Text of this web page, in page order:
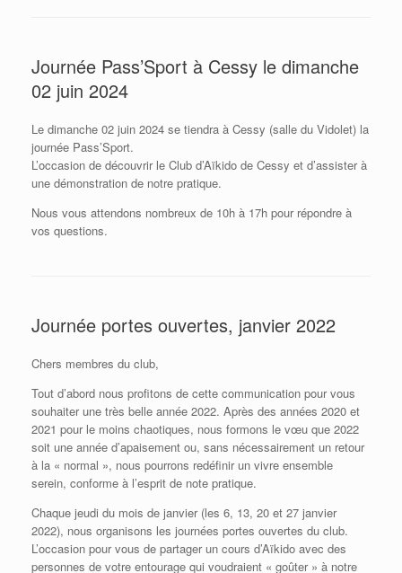
Journée Pass’Sport à Cessy le dimanche
02 juin 2024
Le dimanche 02 juin 2024 se tiendra à Cessy (salle du Vidolet) la
journée Pass’Sport.
L’occasion de découvrir le Club d’Aïkido de Cessy et d’assister à
une démonstration de notre pratique.
Nous vous attendons nombreux de 10h à 17h pour répondre à
vos questions.
Journée portes ouvertes, janvier 2022
Chers membres du club,
Tout d’abord nous profitons de cette communication pour vous
souhaiter une très belle année 2022. Après des années 2020 et
2021 pour le moins chaotiques, nous formons le vœu que 2022
soit une année d’apaisement ou, sans nécessairement un retour
à la « normal », nous pourrons redéfinir un vivre ensemble
serein, conforme à l’esprit de note pratique.
Chaque jeudi du mois de janvier (les 6, 13, 20 et 27 janvier
2022), nous organisons les journées portes ouvertes du club.
L’occasion pour vous de partager un cours d’Aïkido avec des
personnes de votre entourage qui voudraient « goûter » à notre